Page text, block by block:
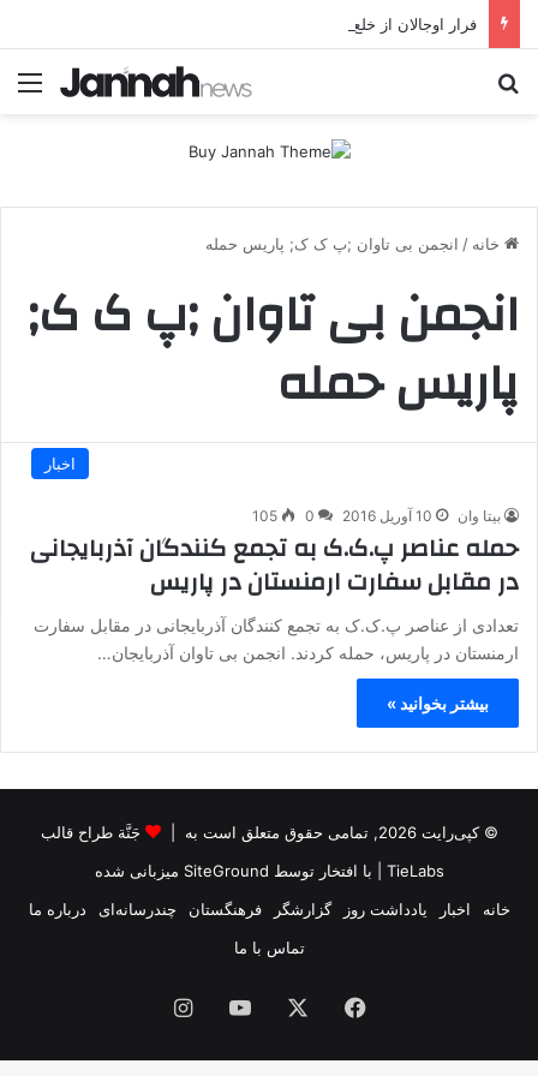
خانه / انجمن بی تاوان ;پ ک ک; پاریس حمله
انجمن بی تاوان ;پ ک ک;
پاریس حمله
اخبار
بیتا وان 10 آوریل 2016 0
105
حمله عناصر پ.ک.ک به تجمع کنندگان آذربایجانی
در مقابل سفارت ارمنستان در پاریس
تعدادی از عناصر پ.ک.ک به تجمع کنندگان آذربایجانی در مقابل سفارت
ارمنستان در پاریس، حمله کردند. انجمن بی تاوان آذربایجان…
بیشتر بخوانید »
© کپی‌رایت 2026, تمامی حقوق متعلق است به |
جَنَّة طراح قالب
TieLabs | با افتخار توسط SiteGround میزبانی شده
خانه
اخبار یادداشت روز گزارشگر فرهنگستان چندرسانه‌ای
درباره ما
تماس با ما
فیس
بوک
یوتیوب